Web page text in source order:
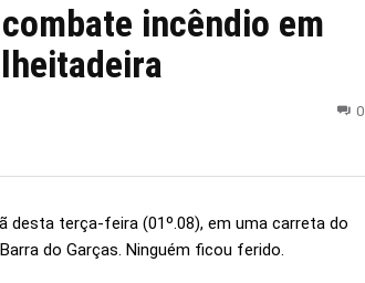
incêndio em
0
desta terça-feira (01º.08), em uma carreta do
do Garças. Ninguém ficou ferido.